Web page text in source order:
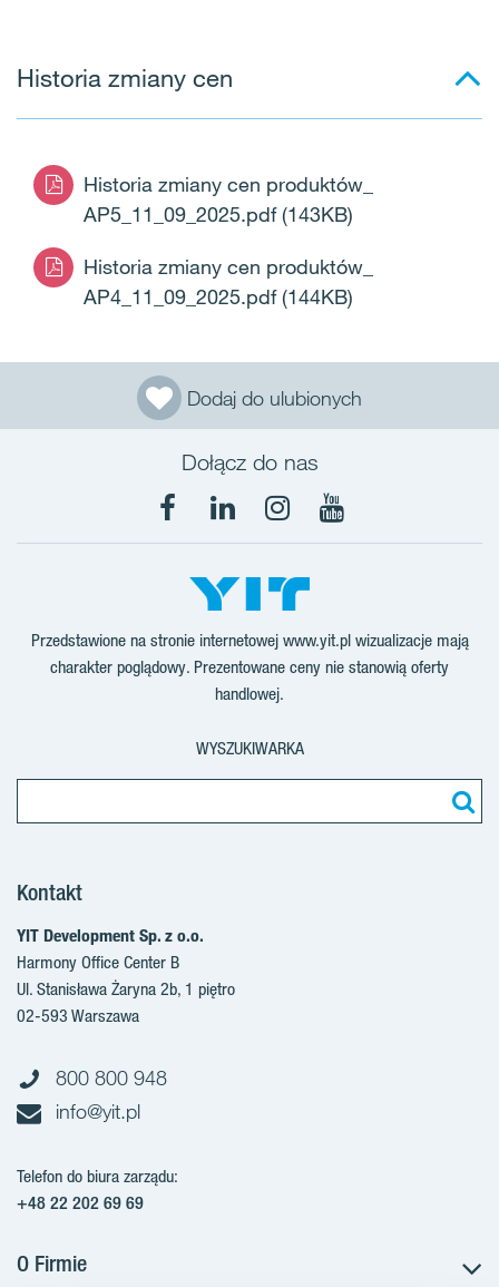
Dodaj do ulubionych
Historia zmiany cen
Historia zmiany cen produktów_
AP5_11_09_2025.pdf (143KB)
Historia zmiany cen produktów_
AP4_11_09_2025.pdf (144KB)
Dołącz do nas
Facebook
LinkedInInstagram
YouTube
Przedstawione na stronie internetowej www.yit.pl wizualizacje mają
charakter poglądowy. Prezentowane ceny nie stanowią oferty
handlowej.
WYSZUKIWARKA
Kontakt
YIT Development Sp. z o.o.
Harmony Office Center B
Ul. Stanisława Żaryna 2b, 1 piętro
02-593 Warszawa
800 800 948
info@yit.pl
Telefon do biura zarządu:
+48 22 202 69 69
O Firmie